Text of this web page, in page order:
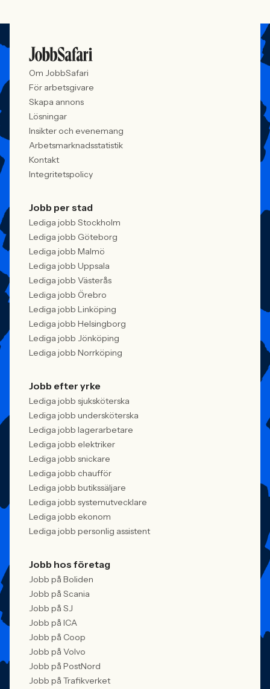
Om JobbSafari
För arbetsgivare
Skapa annons
Lösningar
Insikter och evenemang
Arbetsmarknadsstatistik
Kontakt
Integritetspolicy
Jobb per stad
Lediga jobb Stockholm
Lediga jobb Göteborg
Lediga jobb Malmö
Lediga jobb Uppsala
Lediga jobb Västerås
Lediga jobb Örebro
Lediga jobb Linköping
Lediga jobb Helsingborg
Lediga jobb Jönköping
Lediga jobb Norrköping
Jobb efter yrke
Lediga jobb sjuksköterska
Lediga jobb undersköterska
Lediga jobb lagerarbetare
Lediga jobb elektriker
Lediga jobb snickare
Lediga jobb chaufför
Lediga jobb butikssäljare
Lediga jobb systemutvecklare
Lediga jobb ekonom
Lediga jobb personlig assistent
Jobb hos företag
Jobb på Boliden
Jobb på Scania
Jobb på SJ
Jobb på ICA
Jobb på Coop
Jobb på Volvo
Jobb på PostNord
Jobb på Trafikverket